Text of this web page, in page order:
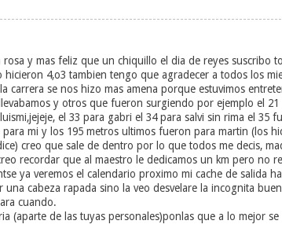
y mas feliz que un chiquillo el dia de reyes suscribo
4,o3 tambien tengo que agradecer a todos los
carrera se nos hizo mas amena porque estuvimos
y otros que fueron surgiendo por ejemplo el
el 33 para gabri el 34 para salvi sin rima el 35
mi y los 195 metros ultimos fueron para martin (los
creo que sale de dentro por lo que todos me decis,
recordar que al maestro le dedicamos un km pero no
ya veremos el calendario proximo mi cache de salida
una cabeza rapada sino la veo desvelare la incognita
cuando.
(aparte de las tuyas personales)ponlas que a lo mejor